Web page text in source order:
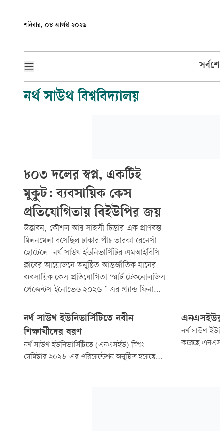
শনিবার, ০৮ আগস্ট ২০২৬
নর্থ সাউথ বিশ্ববিদ্যালয়
৮০৩ দলের স্বপ্ন, একটিই
মুকুট: ব্যবসায়িক কেস
প্রতিযোগিতায় বিইউপির জয়
উদ্ভাবন, কৌশল আর সাহসী চিন্তার এক প্রাণবন্ত
মিলনমেলা বসেছিল ঢাকার পাঁচ তারকা রেনেসাঁ
হোটেলে। নর্থ সাউথ ইউনিভার্সিটির এমআইবিসি
ক্লাবের আয়োজনে অনুষ্ঠিত আন্তর্জাতিক মানের
ব্যবসায়িক কেস প্রতিযোগিতা ‘স্মার্ট টেকনোলজিস
প্রেজেন্টস ইনোভেড ২০২৬ ’-এর গ্র্যান্ড ফিনালে
নর্থ সাউথ ইউনিভার্সিটিতে নবীন
শিক্ষার্থীদের বরণ
নর্থ সাউথ ইউনিভার্সিটিতে (এনএসইউ) স্প্রিং
সেমিস্টার ২০২৬-এর ওরিয়েন্টেশন অনুষ্ঠিত হয়েছে।
নর্থ সাউথ
করেছে